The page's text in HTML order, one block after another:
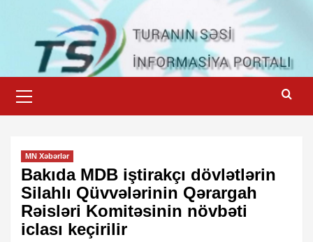
content
Menu
MN Xəbərlər
Bakıda MDB iştirakçı dövlətlərin
Silahlı Qüvvələrinin Qərargah
Rəisləri Komitəsinin növbəti
iclası keçirilir